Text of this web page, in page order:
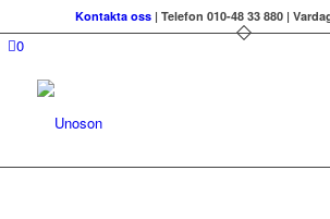
Kontakta oss| Telefon 010-48 33 880 |
0